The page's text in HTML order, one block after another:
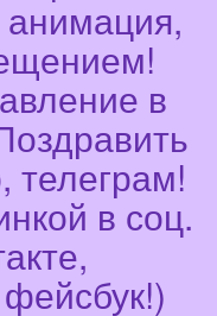
анимация,
в
телеграм!
в соц.